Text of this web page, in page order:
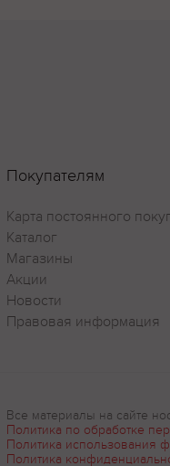
Покупателям
Карта постоянного
Каталог
Магазины
Акции
Новости
Правовая информация
Все материалы на сайте
Политика по обработке
Политика использования
Политика